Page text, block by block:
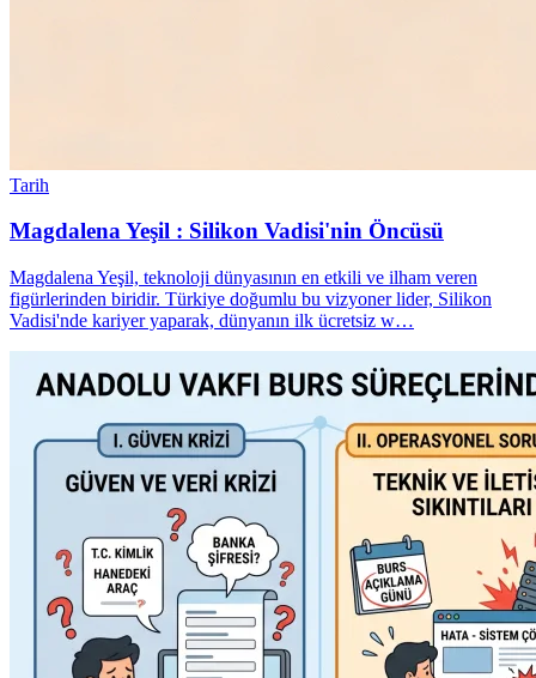
Tarih
Magdalena Yeşil : Silikon Vadisi'nin Öncüsü
Magdalena Yeşil, teknoloji dünyasının en etkili ve ilham veren
figürlerinden biridir. Türkiye doğumlu bu vizyoner lider, Silikon
Vadisi'nde kariyer yaparak, dünyanın ilk ücretsiz w…